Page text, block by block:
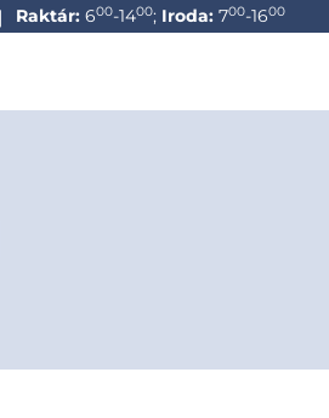
Raktár: 600-1400; Iroda: 700-1600